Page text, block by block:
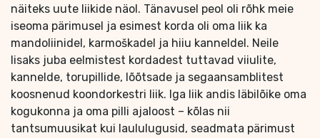
näiteks uute liikide näol. Tänavusel peol oli rõhk meie
iseoma pärimusel ja esimest korda oli oma liik ka
mandoliinidel, karmoškadel ja hiiu kanneldel. Neile
lisaks juba eelmistest kordadest tuttavad viiulite,
kannelde, torupillide, lõõtsade ja segaansamblitest
koosnenud koondorkestri liik. Iga liik andis läbilõike oma
kogukonna ja oma pilli ajaloost – kõlas nii
tantsumuusikat kui laululugusid, seadmata pärimust